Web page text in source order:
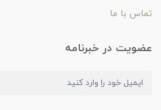
تماس با ما
عضویت در خبرنامه